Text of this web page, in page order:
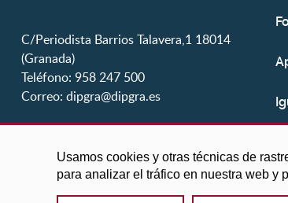
Usamos cookies y otras técnicas de
para analizar el tráfico en nuestra web y
C/Periodista Barrios Talavera,1 18014
(Granada)
Teléfono: 958 247 500
Correo: dipgra@dipgra.es